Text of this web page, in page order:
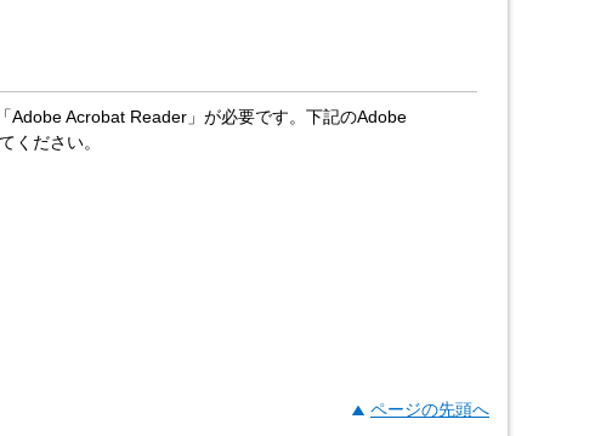
Adobe Acrobat Reader」が必要です。下記のAdobe
ください。
ページの先頭へ